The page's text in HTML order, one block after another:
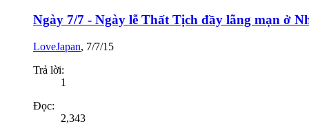
Ngày 7/7 - Ngày lễ Thất Tịch đầy lãng mạn ở
LoveJapan, 7/7/15
Trả lời:
1
Đọc:
2,343